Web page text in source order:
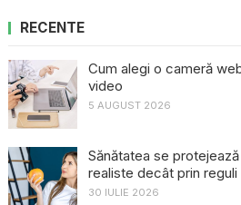
RECENTE
Cum alegi o cameră
video
5 AUGUST 2026
Sănătatea se
realiste decât prin
30 IULIE 2026